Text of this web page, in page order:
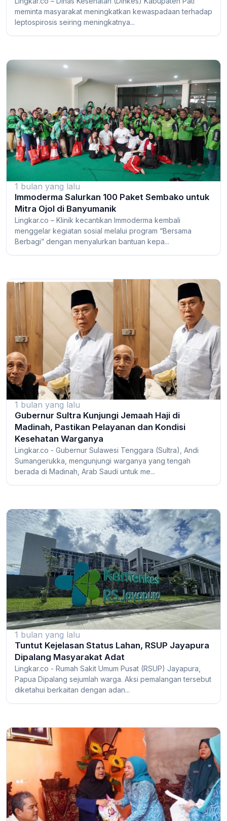
meminta masyarakat meningkatkan kewaspadaan terhadap
leptospirosis seiring meningkatnya...
1 bulan yang lalu
Immoderma Salurkan 100 Paket Sembako untuk
Mitra Ojol di Banyumanik
Lingkar.co – Klinik kecantikan Immoderma kembali
menggelar kegiatan sosial melalui program “Bersama
Berbagi” dengan menyalurkan bantuan kepa...
1 bulan yang lalu
Gubernur Sultra Kunjungi Jemaah Haji di
Madinah, Pastikan Pelayanan dan Kondisi
Kesehatan Warganya
Lingkar.co - Gubernur Sulawesi Tenggara (Sultra), Andi
Sumangerukka, mengunjungi warganya yang tengah
berada di Madinah, Arab Saudi untuk me...
1 bulan yang lalu
Tuntut Kejelasan Status Lahan, RSUP Jayapura
Dipalang Masyarakat Adat
Lingkar.co - Rumah Sakit Umum Pusat (RSUP) Jayapura,
Papua Dipalang sejumlah warga. Aksi pemalangan tersebut
diketahui berkaitan dengan adan...